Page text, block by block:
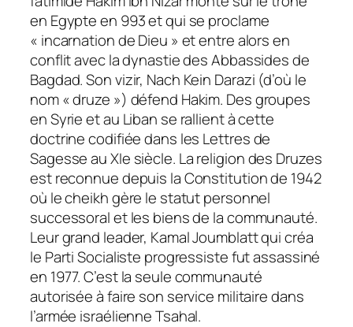
en Egypte en 993 et qui se proclame
« incarnation de Dieu » et entre alors en
conflit avec la dynastie des Abbassides de
Bagdad. Son vizir, Nach Kein Darazi (d’où le
nom « druze ») défend Hakim. Des groupes
en Syrie et au Liban se rallient à cette
doctrine codifiée dans les Lettres de
Sagesseau XIe siècle. La religion des Druzes
est reconnue depuis la Constitution de 1942
où le cheikh gère le statut personnel
successoral et les biens de la communauté.
Leur grand leader, Kamal Joumblatt qui créa
le Parti Socialiste progressiste fut assassiné
en 1977. C’est la seule communauté
autorisée à faire son service militaire dans
l’armée israélienne Tsahal.